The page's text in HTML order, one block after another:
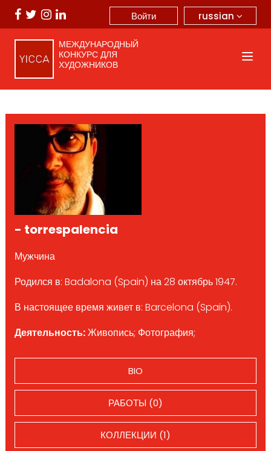
russian
Войти
МЕЖДУНАРОДНЫЙ
КОНКУРС ДЛЯ
ХУДОЖНИКОВ
- torrespalencia
Мужчина
Родился в: Badalona (Spain) на 28 октябрь 1947.
В настоящее время живет в: Barcelona (Spain).
Деятельность:Живопись; Фотография;
BIO
РАБОТЫ (0)
КОЛЛЕКЦИИ (1)